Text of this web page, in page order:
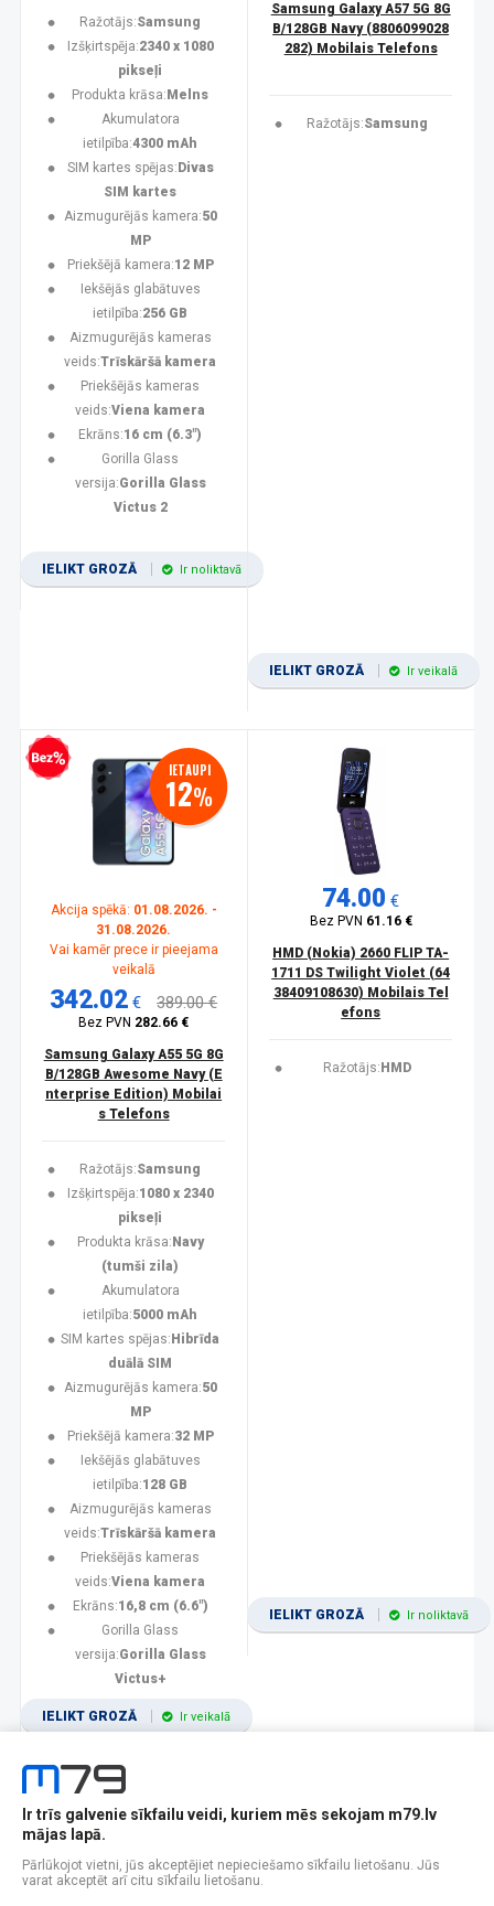
Ražotājs:Samsung
Izšķirtspēja:2340 x 1080
pikseļi
Produkta krāsa: Melns
Akumulatora
ietilpība:4300 mAh
SIM kartes spējas: Divas
SIM kartes
Aizmugurējās kamera:50
MP
Priekšējā kamera:12 MP
Iekšējās glabātuves
ietilpība:256 GB
Aizmugurējās kameras
veids:Trīskāršā kamera
Priekšējās kameras
veids:Viena kamera
Ekrāns:16 cm (6.3")
Gorilla Glass
versija:Gorilla Glass
Victus 2
IELIKT GROZĀ Ir noliktavā
Samsung Galaxy A57 5G 8G
B/128GB Navy (8806099028
282) Mobilais Telefons
Ražotājs:Samsung
IELIKT GROZĀ Ir veikalā
kredīts IETAUPI
12%
Akcija spēkā: 01.08.2026. -
31.08.2026.
Vai kamēr prece ir pieejama
veikalā
342.02 € 389.00 €
Bez PVN 282.66 €
Samsung Galaxy A55 5G 8G
B/128GB Awesome Navy (E
nterprise Edition) Mobilai
s Telefons
Ražotājs:Samsung
Izšķirtspēja:1080 x 2340
pikseļi
Produkta krāsa: Navy
(tumši zila)
Akumulatora
ietilpība:5000 mAh
SIM kartes spējas: Hibrīda
duālā SIM
Aizmugurējās kamera:50
MP
Priekšējā kamera:32 MP
Iekšējās glabātuves
ietilpība:128 GB
Aizmugurējās kameras
veids:Trīskāršā kamera
Priekšējās kameras
veids:Viena kamera
Ekrāns:16,8 cm (6.6")
Gorilla Glass
versija:Gorilla Glass
Victus+
IELIKT GROZĀ Ir veikalā
74.00 €
Bez PVN 61.16 €
HMD (Nokia) 2660 FLIP TA-
1711 DS Twilight Violet (64
38409108630) Mobilais Tel
efons
Ražotājs: HMD
IELIKT GROZĀ Ir noliktavā
1 2 3 4 5 6 7 8 9 10 11
Popularitātes Rādīt 12
Ir trīs galvenie sīkfailu veidi, kuriem mēs sekojam m79.lv
mājas lapā.
Pārlūkojot vietni, jūs akceptējiet nepieciešamo sīkfailu lietošanu. Jūs
varat akceptēt arī citu sīkfailu lietošanu.